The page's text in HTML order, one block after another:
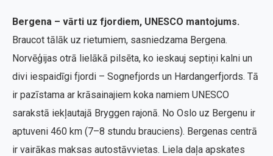
Bergena – vārti uz fjordiem, UNESCO mantojums.
Braucot tālāk uz rietumiem, sasniedzama Bergena.
Norvēģijas otrā lielākā pilsēta, ko ieskauj septiņi kalni un
divi iespaidīgi fjordi – Sognefjords un Hardangerfjords. Tā
ir pazīstama ar krāsainajiem koka namiem UNESCO
sarakstā iekļautajā Bryggen rajonā. No Oslo uz Bergenu ir
aptuveni 460 km (7–8 stundu brauciens). Bergenas centrā
ir vairākas maksas autostāvvietas. Liela daļa apskates